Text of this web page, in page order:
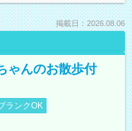
掲載日：2026.08.06
ゃんのお散歩付
ランクOK